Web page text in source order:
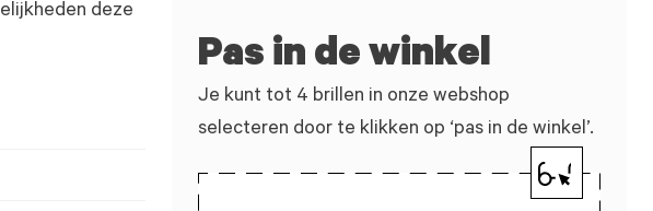
deze
Pas in de winkel
Je kunt tot 4 brillen in onze webshop
selecteren door te klikken op ‘pas in de winkel’.